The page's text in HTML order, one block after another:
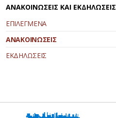
ΑΝΑΚΟΙΝΩΣΕΙΣ ΚΑΙ ΕΚΔΗΛΩΣΕΙΣ
ΕΠΙΛΕΓΜΕΝΑ
ΑΝΑΚΟΙΝΩΣΕΙΣ
ΕΚΔΗΛΩΣΕΙΣ